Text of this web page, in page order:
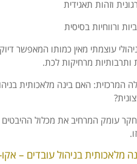
וזהות תאגידית
ורווחיות בסיסית
עוצמתי מאין כמותו המאפשר
ותרבותיות מרחיקות לכת.
המרכזית: האם בינה מלאכותית
עומק המרחיב את מכלול ההיבטים